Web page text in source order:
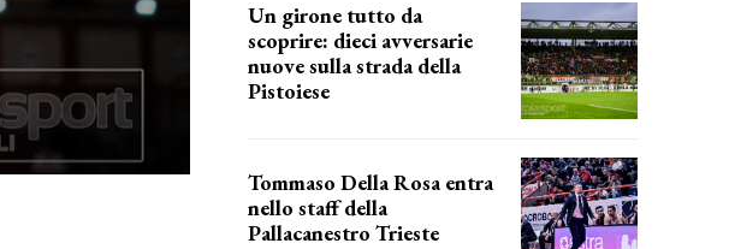
Un girone tutto da
scoprire: dieci avversarie
nuove sulla strada della
Pistoiese
Tommaso Della Rosa entra
nello staff della
Pallacanestro Trieste